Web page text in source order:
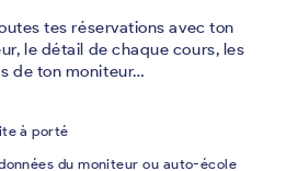
tes réservations avec ton
le détail de chaque cours, les
de ton moniteur…
à porté
du moniteur ou auto-école